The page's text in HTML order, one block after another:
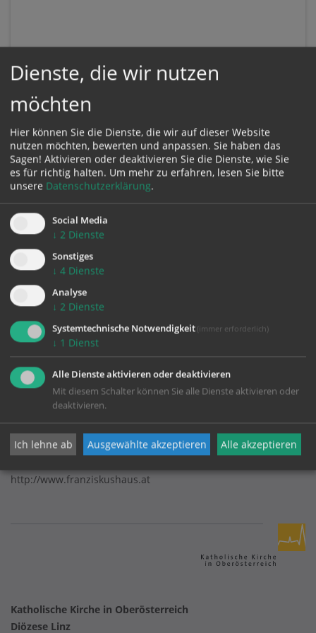
Riedholzstraße 15a
Telefon:07752/ 82 7 42
http://www.franziskushaus.at
Katholische Kirche in Oberösterreich
Diözese Linz
Dienste, die wir nutzen
möchten
Hier können Sie die Dienste, die wir auf dieser Website
nutzen möchten, bewerten und anpassen. Sie haben das
Sagen! Aktivieren oder deaktivieren Sie die Dienste, wie Sie
es für richtig halten. Um mehr zu erfahren, lesen Sie bitte
unsere Datenschutzerklärung.
Social Media
↓ 2 Dienste
Sonstiges
↓ 4 Dienste
Analyse
↓ 2 Dienste
Systemtechnische Notwendigkeit (immer erforderlich)
↓ 1 Dienst
Alle Dienste aktivieren oder deaktivieren
Mit diesem Schalter können Sie alle Dienste aktivieren oder
deaktivieren.
Ich lehne ab Ausgewählte akzeptieren Alle akzeptieren